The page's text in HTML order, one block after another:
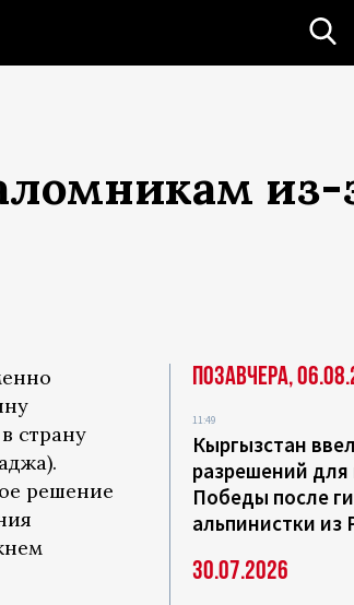
из-
страну
решение
Позавчера,
11:49
Кыргызстан
разрешений
Победы после
альпинистки из
30.07.2026